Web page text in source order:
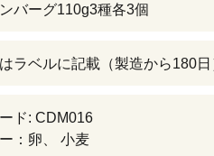
バーグ110g3種各3個
ラベルに記載（製造から180日
ド: CDM016
：卵、 小麦